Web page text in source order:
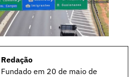
Redação
Fundado em 20 de maio de